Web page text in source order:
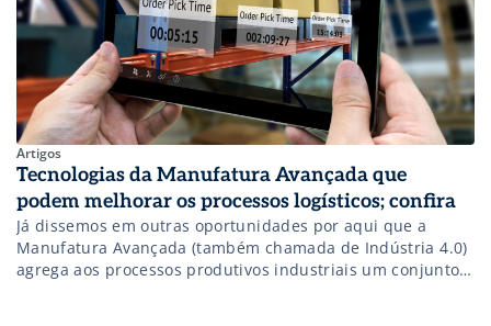
Artigos
Tecnologias da Manufatura Avançada que
podem melhorar os processos logísticos; confira
Já dissemos em outras oportunidades por aqui que a
Manufatura Avançada (também chamada de Indústria 4.0)
agrega aos processos produtivos industriais um conjunto